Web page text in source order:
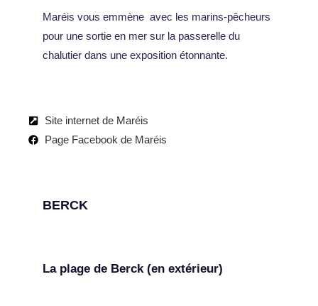
Maréis vous emmène avec les marins-pêcheurs
pour une sortie en mer sur la passerelle du
chalutier dans une exposition étonnante.
Site internet de Maréis
Page Facebook de Maréis
BERCK
La plage de Berck (en extérieur)